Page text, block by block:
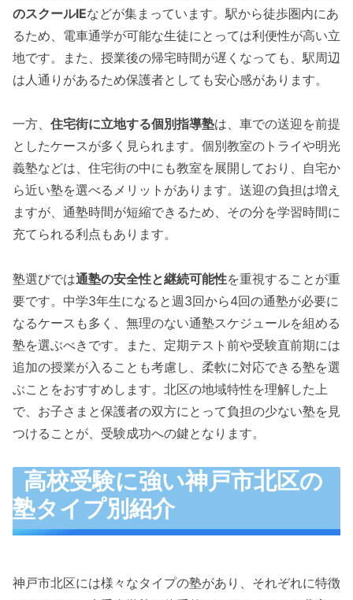
のスクールIEなどが集まっています。駅から徒歩圏内にあ
るため、電車通学が可能な生徒にとっては利便性が高い立
地です。また、授業後の帰宅時間が遅くなっても、駅周辺
は人通りがあるため保護者としても安心感があります。
一方、 住宅街に立地する個別指導塾は、車での送迎を前提
としたケースが多く見られます。個別教室のトライや明光
義塾などは、住宅街の中にも教室を展開しており、自宅か
ら近い塾を選べるメリットがあります。送迎の負担は増え
ますが、通塾時間が短縮できるため、その分を学習時間に
充てられる利点もあります。
塾選びでは通塾の安全性と継続可能性を重視することが重
要です。中学3年生になると週3回から4回の通塾が必要に
なるケースも多く、無理のない通塾スケジュールを組める
塾を選ぶべきです。また、定期テスト前や受験直前期には
追加の授業が入ることも考慮し、柔軟に対応できる塾を選
ぶことをおすすめします。北区の地域特性を理解した上
で、お子さまと保護者の双方にとって負担の少ない塾を見
つけることが、受験成功への鍵となります。
高校受験に強い神戸市北区の
塾タイプ別紹介
神戸市北区には様々なタイプの塾があり、それぞれに特徴